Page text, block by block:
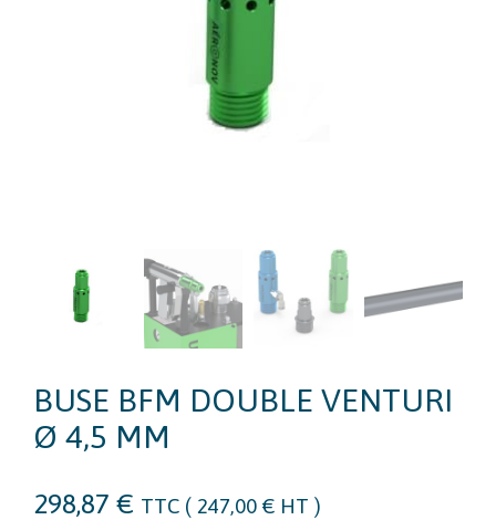
BUSE BFM DOUBLE VENTURI
Ø 4,5 MM
298,87 € TTC ( 247,00 € HT )